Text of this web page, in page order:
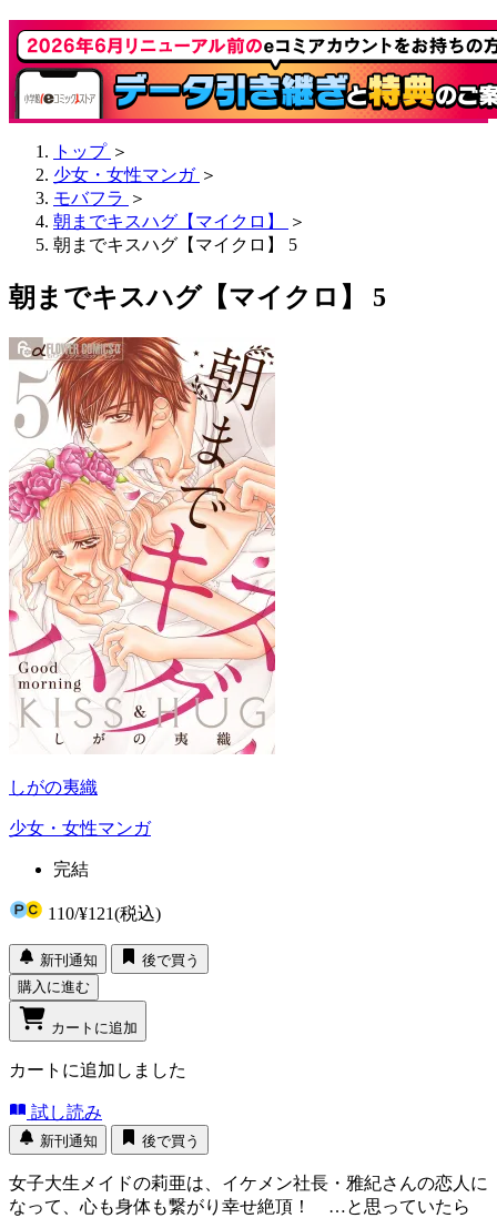
トップ ＞
少女・女性マンガ ＞
モバフラ ＞
朝までキスハグ【マイクロ】
＞
朝までキスハグ【マイクロ】 5
朝までキスハグ【マイクロ】 5
しがの夷織
少女・女性マンガ
完結
110/¥121(税込)
新刊通知
後で買う
購入に進む
カートに追加
カートに追加しました
試し読み
新刊通知 後で買う
女子大生メイドの莉亜は、イケメン社長・雅紀さんの恋人に
なって、心も身体も繋がり幸せ絶頂！ …と思っていたら